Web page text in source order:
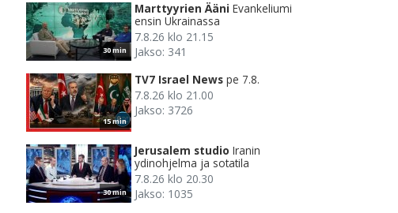
30 min
Marttyyrien Ääni Evankeliumi
ensin Ukrainassa
7.8.26 klo 21.15
Jakso: 341
15 min
TV7 Israel News pe 7.8.
7.8.26 klo 21.00
Jakso: 3726
30 min
Jerusalem studio Iranin
ydinohjelma ja sotatila
7.8.26 klo 20.30
Jakso: 1035